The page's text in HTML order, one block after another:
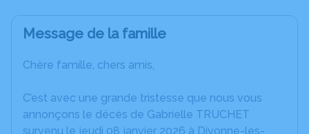
Message de la famille
Chère famille, chers amis,
C’est avec une grande tristesse que nous vous
annonçons le décès de Gabrielle TRUCHET
survenu le jeudi 08 janvier 2026 à Divonne-les-